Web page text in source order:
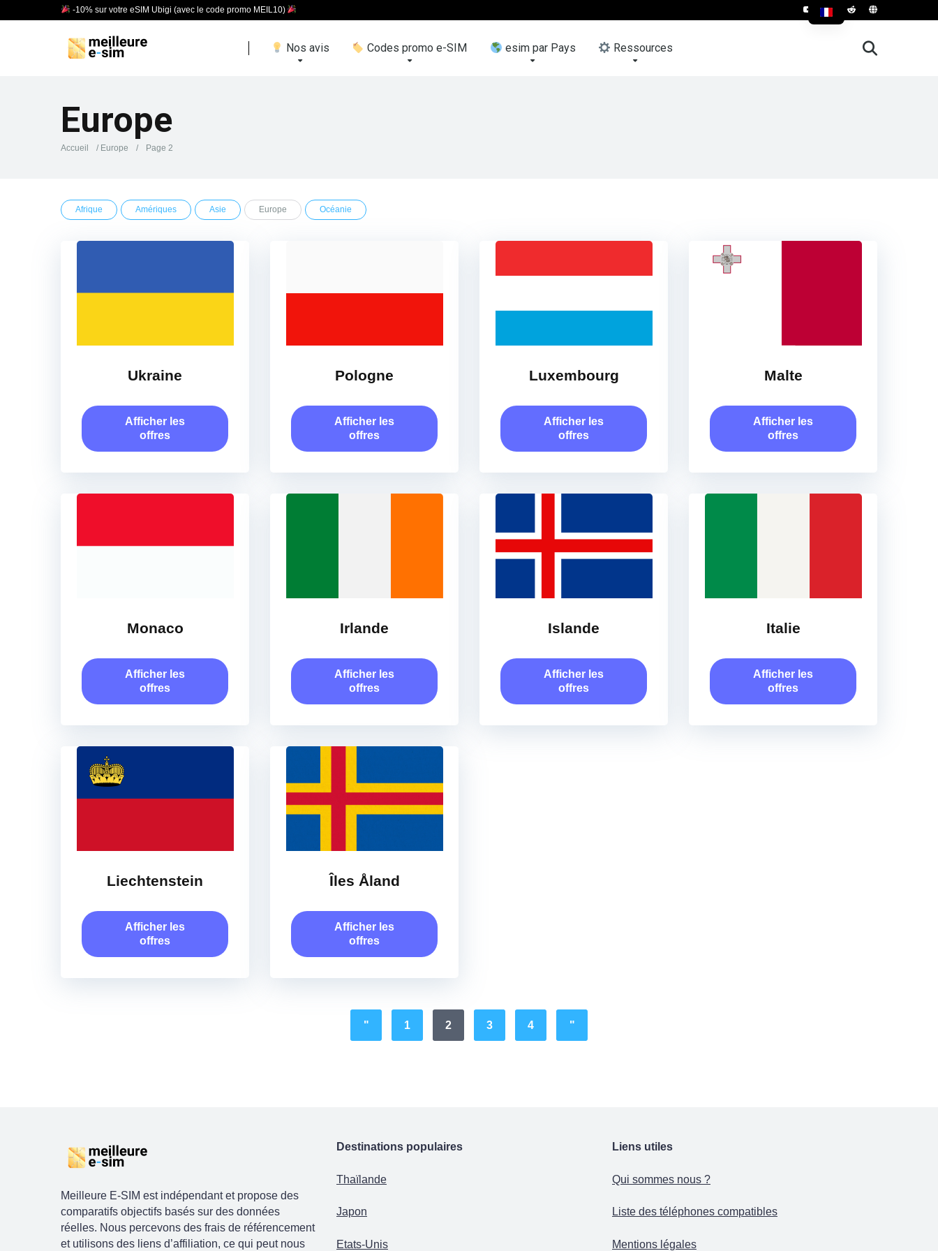
-10% sur votre eSIM Ubigi (avec le code promo MEIL10)
Nos avis Codes promo e-SIM esim par Pays Ressources
Europe
Accueil / Europe / Page 2
Afrique Amériques Asie Europe Océanie
Ukraine
Afficher les
offres
Pologne
Afficher les
offres
Luxembourg
Afficher les
offres
Malte
Afficher les
offres
Monaco
Afficher les
offres
Irlande
Afficher les
offres
Islande
Afficher les
offres
Italie
Afficher les
offres
Liechtenstein
Afficher les
offres
Îles Åland
Afficher les
offres
" 1 2 3 4 "
Meilleure E-SIM est indépendant et propose des
comparatifs objectifs basés sur des données
réelles. Nous percevons des frais de référencement
et utilisons des liens d’affiliation, ce qui peut nous
Destinations populaires
Thaïlande
Japon
Etats-Unis
Liens utiles
Qui sommes nous ?
Liste des téléphones compatibles
Mentions légales